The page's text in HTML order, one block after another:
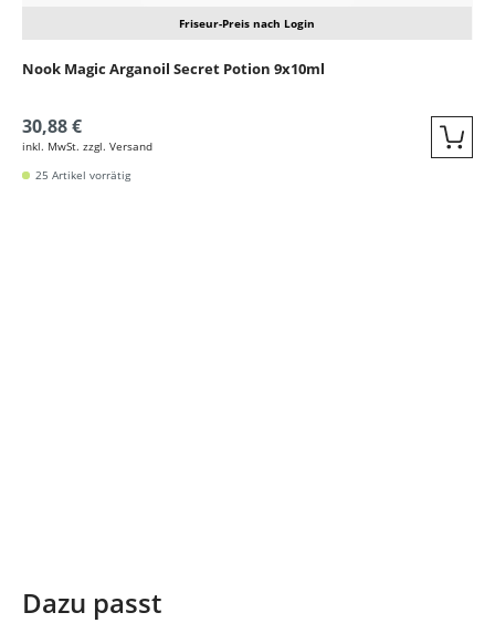
Friseur-Preis nach Login
Nook Magic Arganoil Secret Potion 9x10ml
30,88 €
inkl. MwSt. zzgl. Versand
25 Artikel vorrätig
Dazu passt